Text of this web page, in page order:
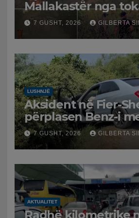
Mallakastër nga
nga ajri me dy
7 GUSHT, 2026 GILBERTA
LUSHNJË
Aksident në Fier-
përplasen Benz-i
furgonin, plagoset
moshuar
7 GUSHT, 2026 GILBERTA
AKTUALITET
Radhë kilometrike